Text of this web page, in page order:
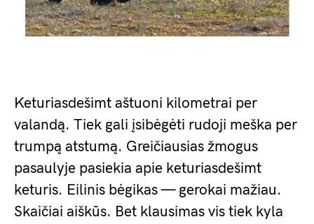
Keturiasdešimt aštuoni kilometrai per
valandą. Tiek gali įsibėgėti rudoji meška per
trumpą atstumą. Greičiausias žmogus
pasaulyje pasiekia apie keturiasdešimt
keturis. Eilinis bėgikas — gerokai mažiau.
Skaičiai aiškūs. Bet klausimas vis tiek kyla